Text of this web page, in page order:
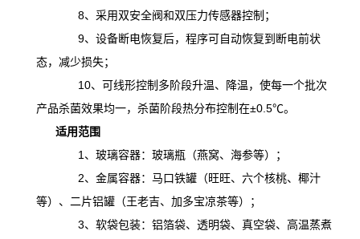
8、采用双安全阀和双压力传感器控制；
9、设备断电恢复后，程序可自动恢复到断电前状
态，减少损失；
10、可线形控制多阶段升温、降温， 使每一个批次
产品杀菌效果均一，杀菌阶段热分布控制在±0.5℃。
适用范围
1、玻璃容器：玻璃瓶（燕窝、海参等）；
2、金属容器：马口铁罐（旺旺、六个核桃、椰汁
等）、二片铝罐（王老吉、加多宝凉茶等）；
3、软袋包装：铝箔袋、透明袋、真空袋、高温蒸煮